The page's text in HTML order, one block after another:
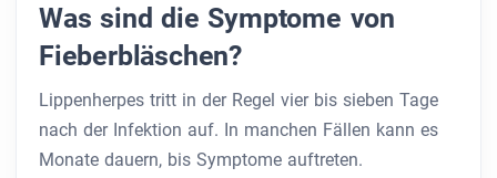
Was sind die Symptome von
Fieberbläschen?
Lippenherpes tritt in der Regel vier bis sieben Tage
nach der Infektion auf. In manchen Fällen kann es
Monate dauern, bis Symptome auftreten.